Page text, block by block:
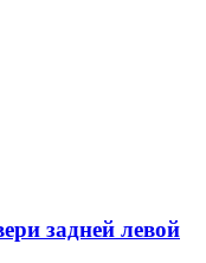
задней левой